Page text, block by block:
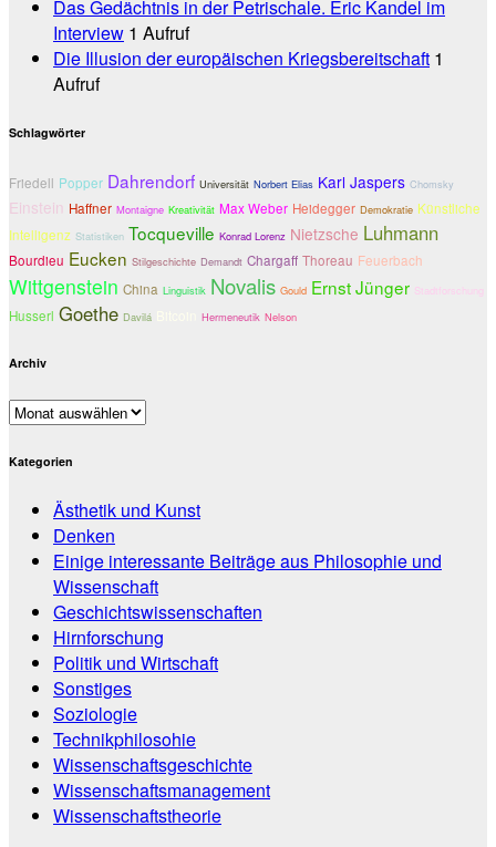
Das Gedächtnis in der Petrischale. Eric Kandel im
Interview 1 Aufruf
Die Illusion der europäischen Kriegsbereitschaft 1
Aufruf
Schlagwörter
Friedell Popper Dahrendorf Universität Norbert Elias Karl Jaspers Chomsky
Einstein Haffner Montaigne Kreativität Max Weber Heidegger Demokratie Künstliche
Intelligenz Statistiken Tocqueville Konrad Lorenz Nietzsche Luhmann
Bourdieu Eucken Stilgeschichte Demandt Chargaff Thoreau Feuerbach
Wittgenstein China Linguistik Novalis Gould Ernst Jünger Stadtforschung
Husserl Goethe Davilá Hermeneutik Nelson
Archiv
Archiv
Kategorien
Ästhetik und Kunst
Denken
Einige interessante Beiträge aus Philosophie und
Wissenschaft
Geschichtswissenschaften
Hirnforschung
Politik und Wirtschaft
Sonstiges
Soziologie
Technikphilosohie
Wissenschaftsgeschichte
Wissenschaftsmanagement
Wissenschaftstheorie